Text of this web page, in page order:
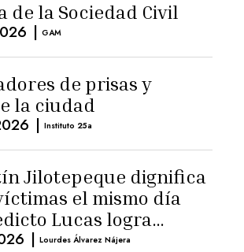
de la Sociedad Civil
| GAM
de prisas y
la ciudad
| Instituto 25a
Jilotepeque dignifica
el mismo día
Lucas logra
| Lourdes Álvarez Nájera